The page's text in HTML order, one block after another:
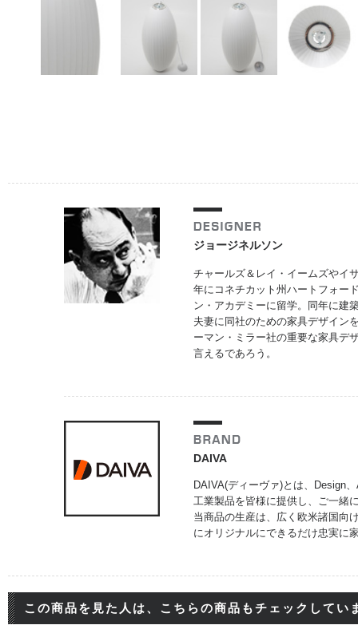
ジョージネルソン
チャールズ＆レイ・イームズやイ
年にコネチカット州ハートフォー
ン・アカデミーに留学。同年に建
夫妻に同社のための家具デザイン
ーマン・ミラー社の重要な家具デ
言えるであろう。
DAIVA
DAIVA(ディーヴァ)とは、Design
工業製品を皆様に提供し、ご一緒
当商品の生産は、広く欧米諸国向
にオリジナルにできるだけ忠実に
この商品を見た人は、こちらの商品もチェックしてい